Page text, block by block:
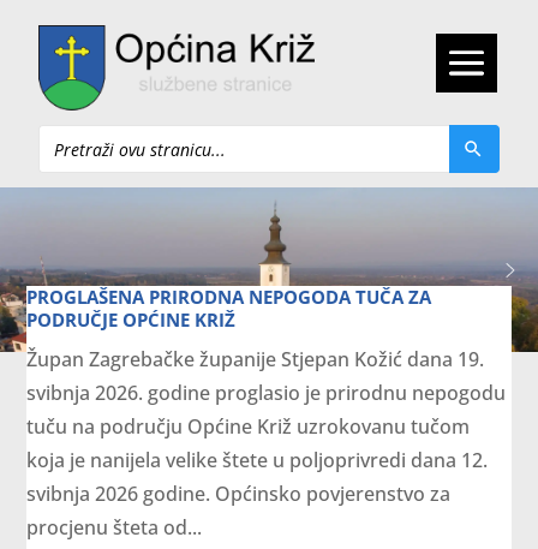
Pretraži
PROGLAŠENA PRIRODNA NEPOGODA TUČA ZA
PODRUČJE OPĆINE KRIŽ
Župan Zagrebačke županije Stjepan Kožić dana 19.
svibnja 2026. godine proglasio je prirodnu nepogodu
tuču na području Općine Križ uzrokovanu tučom
koja je nanijela velike štete u poljoprivredi dana 12.
svibnja 2026 godine. Općinsko povjerenstvo za
procjenu šteta od...